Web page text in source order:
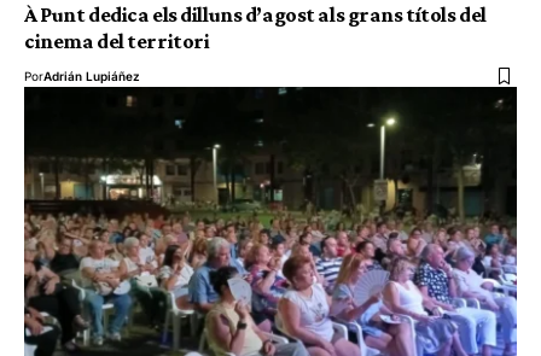
À Punt dedica els dilluns d’agost als grans títols del
cinema del territori
PorAdrián Lupiáñez